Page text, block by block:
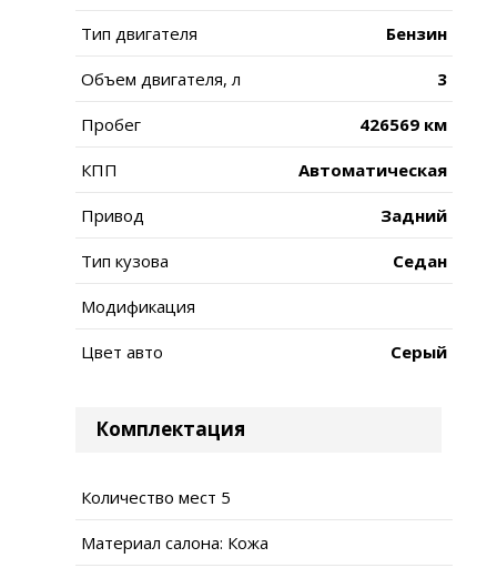
Тип двигателя Бензин
Объем двигателя, л 3
Пробег 426569 км
КПП Автоматическая
Привод Задний
Тип кузова Седан
Модификация
Цвет авто Серый
Комплектация
Количество мест 5
Материал салона: Кожа